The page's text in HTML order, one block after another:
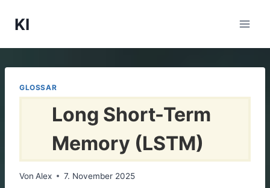
Inhalt
KI
GLOSSAR
Long Short-Term
Memory (LSTM)
Von Alex 7. November 2025